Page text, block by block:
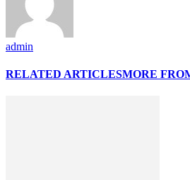
admin
RELATED ARTICLESMORE